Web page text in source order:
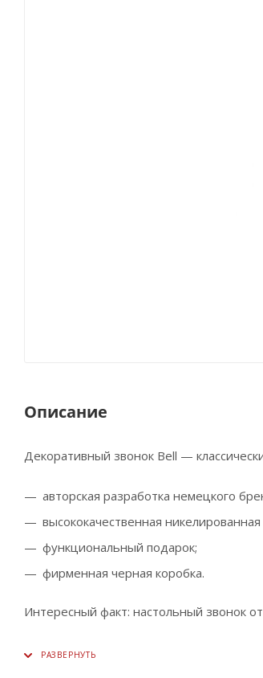
Описание
Декоративный звонок Bell —
авторская разработка немецкого
высококачественная
функциональный подарок;
фирменная черная коробка.
Интересный факт: настольный звонок